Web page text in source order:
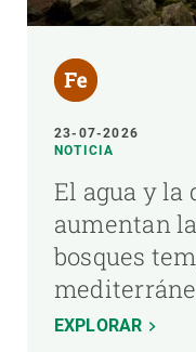
23-07-2026
NOTICIA
El agua y
aumentan
bosques
EXPLORAR